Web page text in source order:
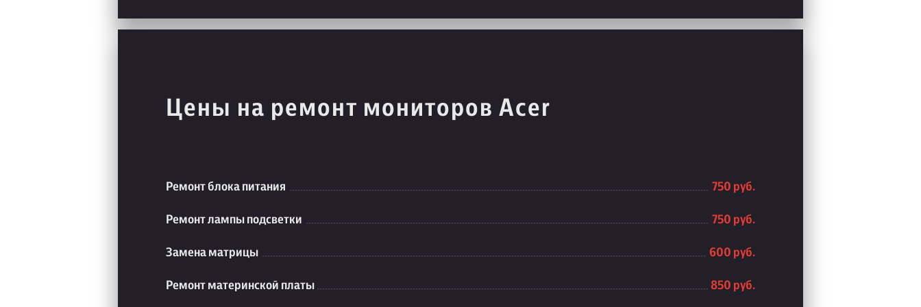
Цены на ремонт мониторов Acer
Ремонт блока питания 750 руб.
Ремонт лампы подсветки 750 руб.
Замена матрицы 600 руб.
Ремонт материнской платы 850 руб.